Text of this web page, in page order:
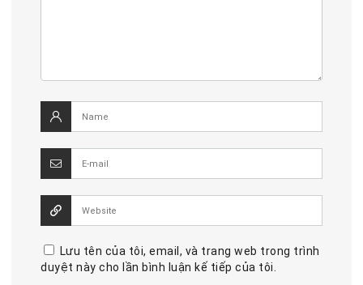
Lưu tên của tôi, email, và trang web trong trình
duyệt này cho lần bình luận kế tiếp của tôi.